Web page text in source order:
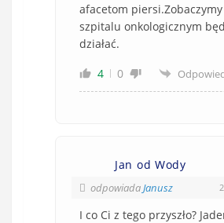
afacetom
szpitalu onkologicznym
działać.
4
0
Jan od Wody
odpowiadaJanusz
I co Ci z tego przyszło?